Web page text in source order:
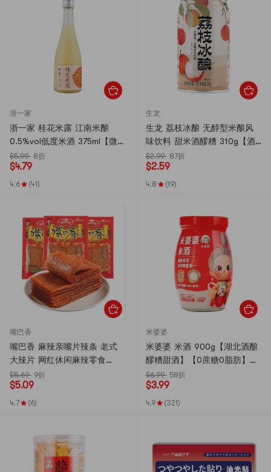
浙一家
浙一家 桂花米露 江南米酿
0.5%vol低度米酒 375ml【微
醺小酒】【自然醇香 温润甘
甜】
$5.99 8折
$4.79
4.6 (41)
生龙
生龙 荔枝冰酿 无醇型米酿风
味饮料 甜米酒醪糟 310g【酒
精度≤0.5%vol】【孝感特产】
【清甜不腻 柔和甘润】
$2.99 87折
$2.59
4.8 (19)
嘴巴香
嘴巴香 麻辣亲嘴片辣条 老式
大辣片 网红休闲麻辣零食
18g*5包
$5.69 9折
$5.09
4.7 (6)
米婆婆
米婆婆 米酒 900g【湖北酒酿
醪糟甜酒】【0蔗糖0脂肪】新
老包装随机发货
$6.99 58折
$3.99
4.9 (321)